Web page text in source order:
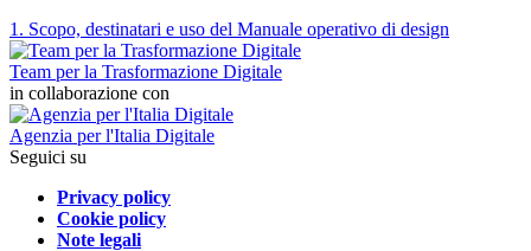
1. Scopo, destinatari e uso del Manuale operativo di design
Team per la Trasformazione Digitale
in collaborazione con
Agenzia per l'Italia Digitale
Seguici su
Privacy policy
Cookie policy
Note legali